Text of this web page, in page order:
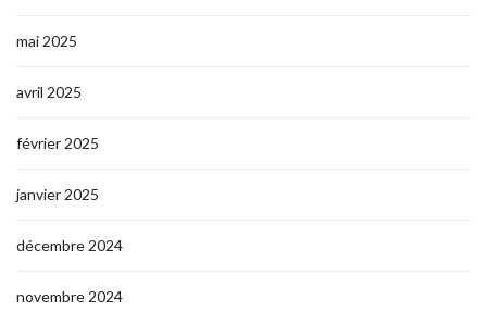
mai 2025
avril 2025
février 2025
janvier 2025
décembre 2024
novembre 2024